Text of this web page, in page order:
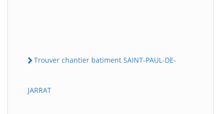
Trouver chantier batiment SAINT-PAUL-DE-
JARRAT